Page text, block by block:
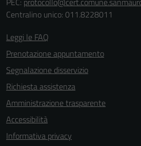
Centralino unico: 011.8228011
Leggi le FAQ
Prenotazione appuntamento
Segnalazione disservizio
Richiesta assistenza
Amministrazione trasparente
Accessibilità
Informativa privacy